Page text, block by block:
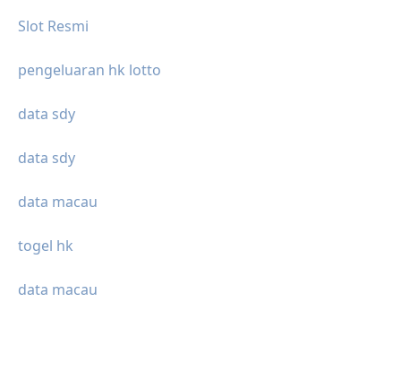
Slot Resmi
pengeluaran hk lotto
data sdy
data sdy
data macau
togel hk
data macau